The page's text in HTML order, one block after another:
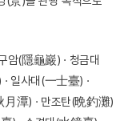
암(隱龜巖) · 청금대
일사대(一士臺) ·
月潭) · 만조탄(晩釣灘)